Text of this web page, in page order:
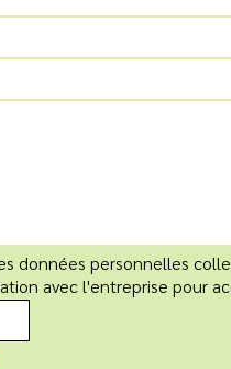
données personnelles
avec l'entreprise pour